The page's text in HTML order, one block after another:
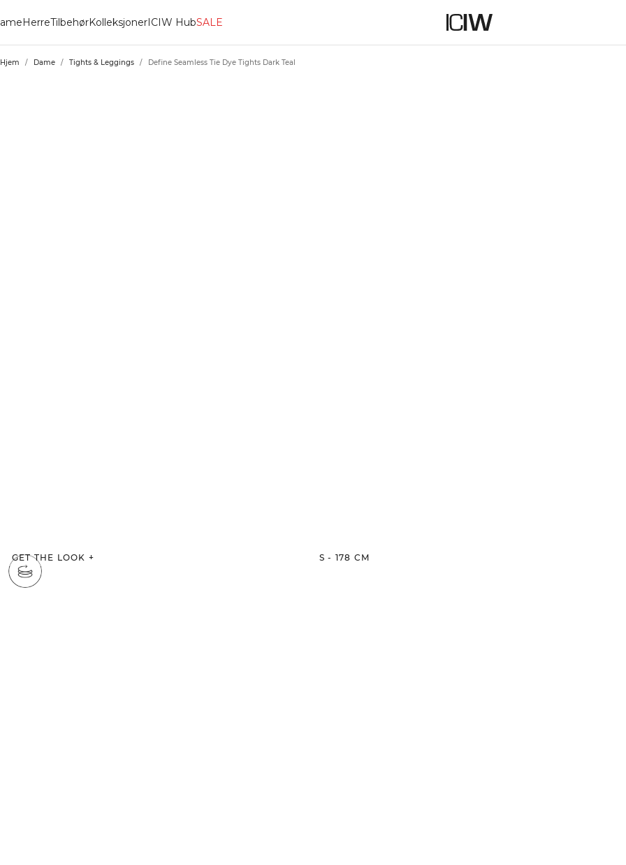
HerreTilbehørKolleksjonerICIW HubSALE
Hjem / Dame / Tights & Leggings / Define Seamless Tie Dye Tights Dark Teal
GET THE LOOK + S - 178 CM